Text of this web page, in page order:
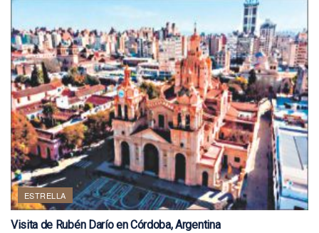
ESTRELLA
Visita de Rubén Darío en Córdoba, Argentina